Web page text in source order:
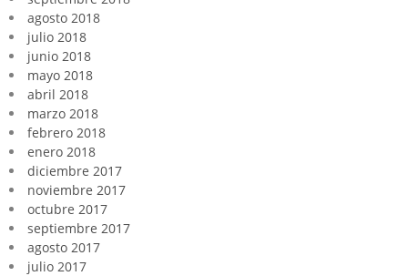
agosto 2018
julio 2018
junio 2018
mayo 2018
abril 2018
marzo 2018
febrero 2018
enero 2018
diciembre 2017
noviembre 2017
octubre 2017
septiembre 2017
agosto 2017
julio 2017